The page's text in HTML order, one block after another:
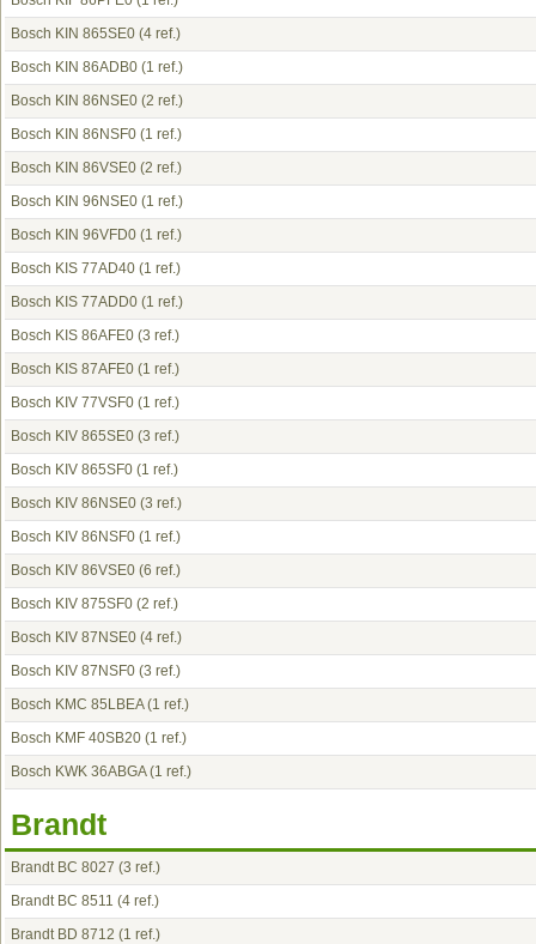
Bosch KIN 865SE0 (4 ref.)
Bosch KIN 86ADB0 (1 ref.)
Bosch KIN 86NSE0 (2 ref.)
Bosch KIN 86NSF0 (1 ref.)
Bosch KIN 86VSE0 (2 ref.)
Bosch KIN 96NSE0 (1 ref.)
Bosch KIN 96VFD0 (1 ref.)
Bosch KIS 77AD40 (1 ref.)
Bosch KIS 77ADD0 (1 ref.)
Bosch KIS 86AFE0 (3 ref.)
Bosch KIS 87AFE0 (1 ref.)
Bosch KIV 77VSF0 (1 ref.)
Bosch KIV 865SE0 (3 ref.)
Bosch KIV 865SF0 (1 ref.)
Bosch KIV 86NSE0 (3 ref.)
Bosch KIV 86NSF0 (1 ref.)
Bosch KIV 86VSE0 (6 ref.)
Bosch KIV 875SF0 (2 ref.)
Bosch KIV 87NSE0 (4 ref.)
Bosch KIV 87NSF0 (3 ref.)
Bosch KMC 85LBEA(1 ref.)
Bosch KMF 40SB20 (1 ref.)
Bosch KWK 36ABGA(1 ref.)
Brandt
Brandt BC 8027 (3 ref.)
Brandt BC 8511 (4 ref.)
Brandt BD 8712 (1 ref.)